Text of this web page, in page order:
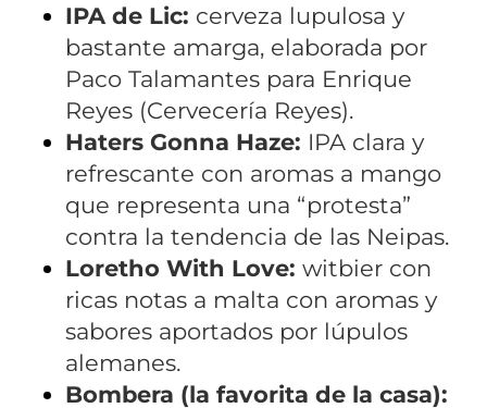
IPA de Lic: cerveza lupulosa y
bastante amarga, elaborada por
Paco Talamantes para Enrique
Reyes (Cervecería Reyes).
Haters Gonna Haze: IPA clara y
refrescante con aromas a mango
que representa una “protesta”
contra la tendencia de las Neipas.
Loretho With Love: witbier con
ricas notas a malta con aromas y
sabores aportados por lúpulos
alemanes.
Bombera (la favorita de la casa):